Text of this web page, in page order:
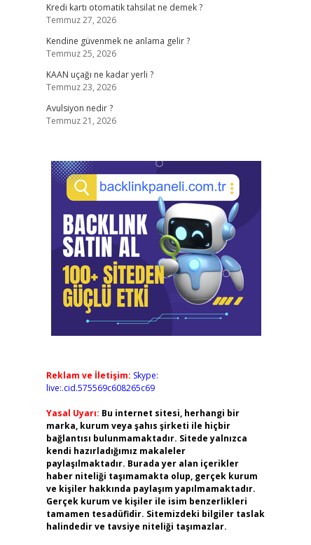
Kredi kartı otomatik tahsilat ne demek ?
Temmuz 27, 2026
Kendine güvenmek ne anlama gelir ?
Temmuz 25, 2026
KAAN uçağı ne kadar yerli ?
Temmuz 23, 2026
Avulsiyon nedir ?
Temmuz 21, 2026
Reklam ve İletişim: Skype:
live:.cid.575569c608265c69
Yasal Uyarı: Bu internet sitesi, herhangi bir
marka, kurum veya şahıs şirketi ile hiçbir
bağlantısı bulunmamaktadır. Sitede yalnızca
kendi hazırladığımız makaleler
paylaşılmaktadır. Burada yer alan içerikler
haber niteliği taşımamakta olup, gerçek kurum
ve kişiler hakkında paylaşım yapılmamaktadır.
Gerçek kurum ve kişiler ile isim benzerlikleri
tamamen tesadüfidir. Sitemizdeki bilgiler taslak
halindedir ve tavsiye niteliği taşımazlar.